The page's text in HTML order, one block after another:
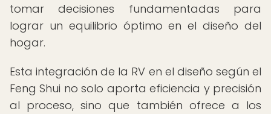
tomar decisiones fundamentadas para
lograr un equilibrio óptimo en el diseño del
hogar.
Esta integración de la RV en el diseño según el
Feng Shui no solo aporta eficiencia y precisión
al proceso, sino que también ofrece a los